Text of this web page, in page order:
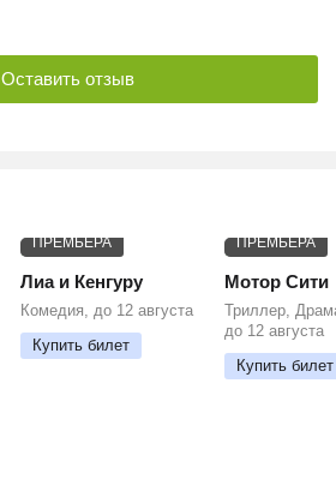
Оставить отзыв
ПРЕМЬЕРА
Лиа и Кенгуру
Комедия, до 12 августа
Купить билет
ПРЕМЬЕРА
Мотор Сити
Триллер,
до 12 августа
Купить билет